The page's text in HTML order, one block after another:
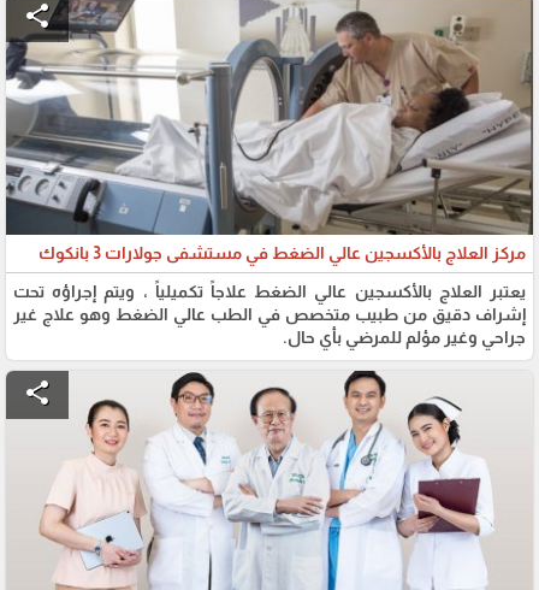
share
مركز العلاج بالأكسجين عالي الضغط في مستشفى جولارات 3 بانكوك
يعتبر العلاج بالأكسجين عالي الضغط علاجاً تكميلياً ، ويتم إجراؤه تحت
إشراف دقيق من طبيب متخصص في الطب عالي الضغط وهو علاج غير
جراحي وغير مؤلم للمرضي بأي حال.
share